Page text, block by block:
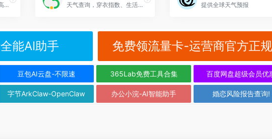
Windy 是一款专注于提供高精度天气数据和预测服务的平台，核心功能包括风速、风向、温度、降水量、云层覆盖等多维度气象数据的可视化展示。 天气查询，穿衣指数、生活指数、健康指数、交通指数、旅游指数，及各类天气预报资讯 提供全球天气预报
能AI助手 免费领流量卡-运营商官方正规
豆包AI云盘-不限速 365Lab免费工具合集 百度网盘超级会员优
字节ArkClaw-OpenClaw 办公小浣-AI智能助手 婚恋风险报告查询!